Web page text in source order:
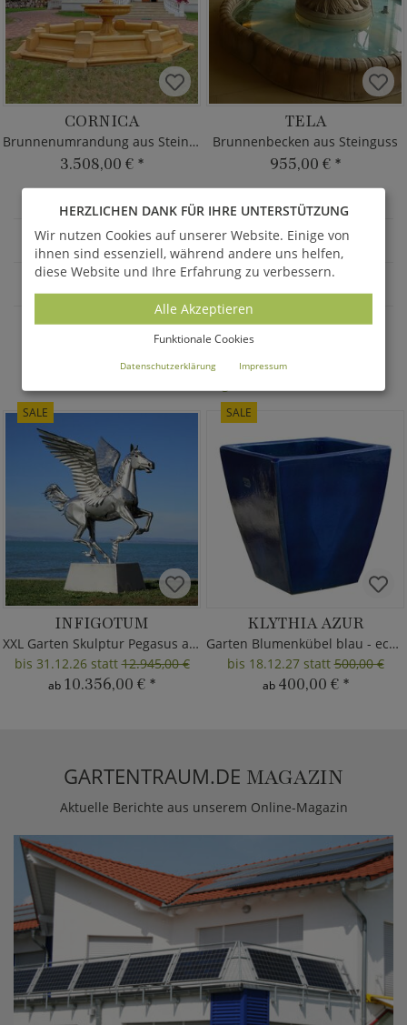
CORNICA
Brunnenumrandung aus Steinguss
3.508,00 € *
TELA
Brunnenbecken aus Steinguss
955,00 € *
WASSERWELTEN
AKTUELLE ANGEBOTE - SALE %
SALE
INFIGOTUM
XXL Garten Skulptur Pegasus aus Metall
bis 31.12.26 statt12.945,00 €
ab 10.356,00 € *
SALE
KLYTHIA AZUR
Garten Blumenkübel blau - eckig
bis 18.12.27 statt500,00 €
ab 400,00 € *
GARTENTRAUM.DE MAGAZIN
Aktuelle Berichte aus unserem Online-Magazin
HERZLICHEN DANK FÜR IHRE UNTERSTÜTZUNG
Wir nutzen Cookies auf unserer Website. Einige von
ihnen sind essenziell, während andere uns helfen,
diese Website und Ihre Erfahrung zu verbessern.
Alle Akzeptieren
Funktionale Cookies
Datenschutzerklärung Impressum